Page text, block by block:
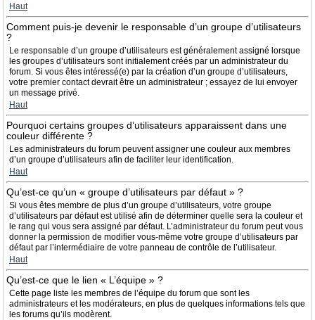
Haut
Comment puis-je devenir le responsable d’un groupe d’utilisateurs
?
Le responsable d’un groupe d’utilisateurs est généralement assigné lorsque
les groupes d’utilisateurs sont initialement créés par un administrateur du
forum. Si vous êtes intéressé(e) par la création d’un groupe d’utilisateurs,
votre premier contact devrait être un administrateur ; essayez de lui envoyer
un message privé.
Haut
Pourquoi certains groupes d’utilisateurs apparaissent dans une
couleur différente ?
Les administrateurs du forum peuvent assigner une couleur aux membres
d’un groupe d’utilisateurs afin de faciliter leur identification.
Haut
Qu’est-ce qu’un « groupe d’utilisateurs par défaut » ?
Si vous êtes membre de plus d’un groupe d’utilisateurs, votre groupe
d’utilisateurs par défaut est utilisé afin de déterminer quelle sera la couleur et
le rang qui vous sera assigné par défaut. L’administrateur du forum peut vous
donner la permission de modifier vous-même votre groupe d’utilisateurs par
défaut par l’intermédiaire de votre panneau de contrôle de l’utilisateur.
Haut
Qu’est-ce que le lien « L’équipe » ?
Cette page liste les membres de l’équipe du forum que sont les
administrateurs et les modérateurs, en plus de quelques informations tels que
les forums qu’ils modèrent.